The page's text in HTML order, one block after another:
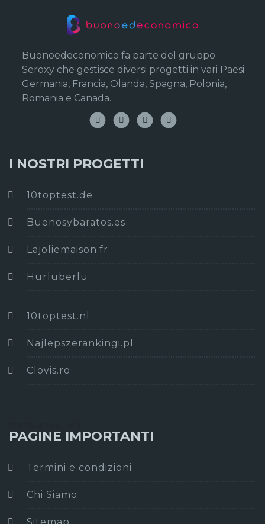
Buonoedeconomico fa parte del gruppo
Seroxy che gestisce diversi progetti in vari Paesi:
Germania, Francia, Olanda, Spagna, Polonia,
Romania e Canada.
I NOSTRI PROGETTI
10toptest.de
Buenosybaratos.es
Lajoliemaison.fr
Hurluberlu
10toptest.nl
Najlepszerankingi.pl
Clovis.ro
PAGINE IMPORTANTI
Termini e condizioni
Chi Siamo